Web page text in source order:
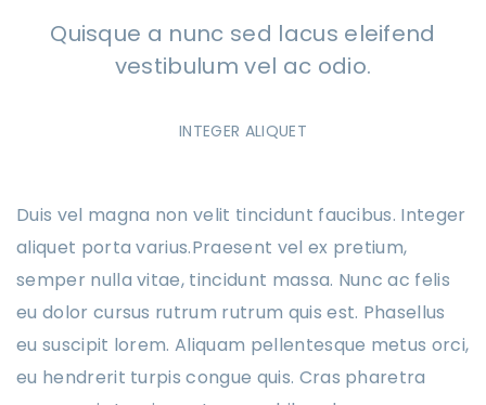
Quisque a nunc sed lacus eleifend
vestibulum vel ac odio.
INTEGER ALIQUET
Duis vel magna non velit tincidunt faucibus. Integer
aliquet porta varius.Praesent vel ex pretium,
semper nulla vitae, tincidunt massa. Nunc ac felis
eu dolor cursus rutrum rutrum quis est. Phasellus
eu suscipit lorem. Aliquam pellentesque metus orci,
eu hendrerit turpis congue quis. Cras pharetra